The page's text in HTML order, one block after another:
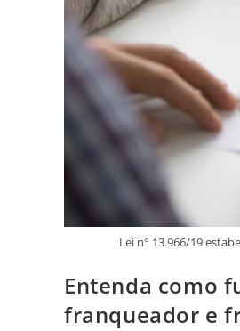
Lei n° 13.966/19
Entenda como
franqueador e